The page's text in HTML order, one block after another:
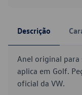
Descrição
Anel original
aplica em Golf.
oficial da VW.